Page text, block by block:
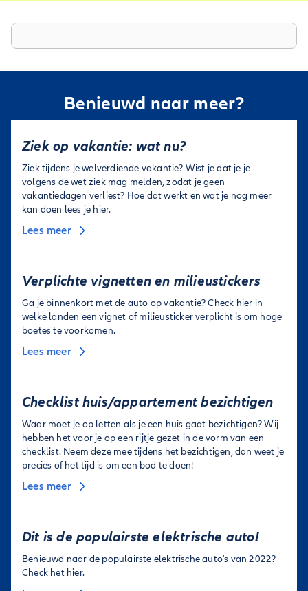
Benieuwd naar meer?
Ziek op vakantie: wat nu?
Ziek tijdens je welverdiende vakantie? Wist je dat je je
volgens de wet ziek mag melden, zodat je geen
vakantiedagen verliest? Hoe dat werkt en wat je nog meer
kan doen lees je hier.
Lees meer
Verplichte vignetten en milieustickers
Ga je binnenkort met de auto op vakantie? Check hier in
welke landen een vignet of milieusticker verplicht is om hoge
boetes te voorkomen.
Lees meer
Checklist huis/appartement bezichtigen
Waar moet je op letten als je een huis gaat bezichtigen? Wij
hebben het voor je op een rijtje gezet in de vorm van een
checklist. Neem deze mee tijdens het bezichtigen, dan weet je
precies of het tijd is om een bod te doen!
Lees meer
Dit is de populairste elektrische auto!
Benieuwd naar de populairste elektrische auto's van 2022?
Check het hier.